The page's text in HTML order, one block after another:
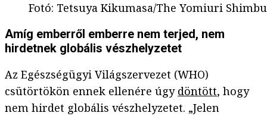
Fotó: Tetsuya Kikumasa/The Yomiuri
Amíg emberről emberre nem terjed, nem
hirdetnek globális vészhelyzetet
Az Egészségügyi Világszervezet (WHO)
csütörtökön ennek ellenére úgy döntött, hogy
nem hirdet globális vészhelyzetet. „Jelen